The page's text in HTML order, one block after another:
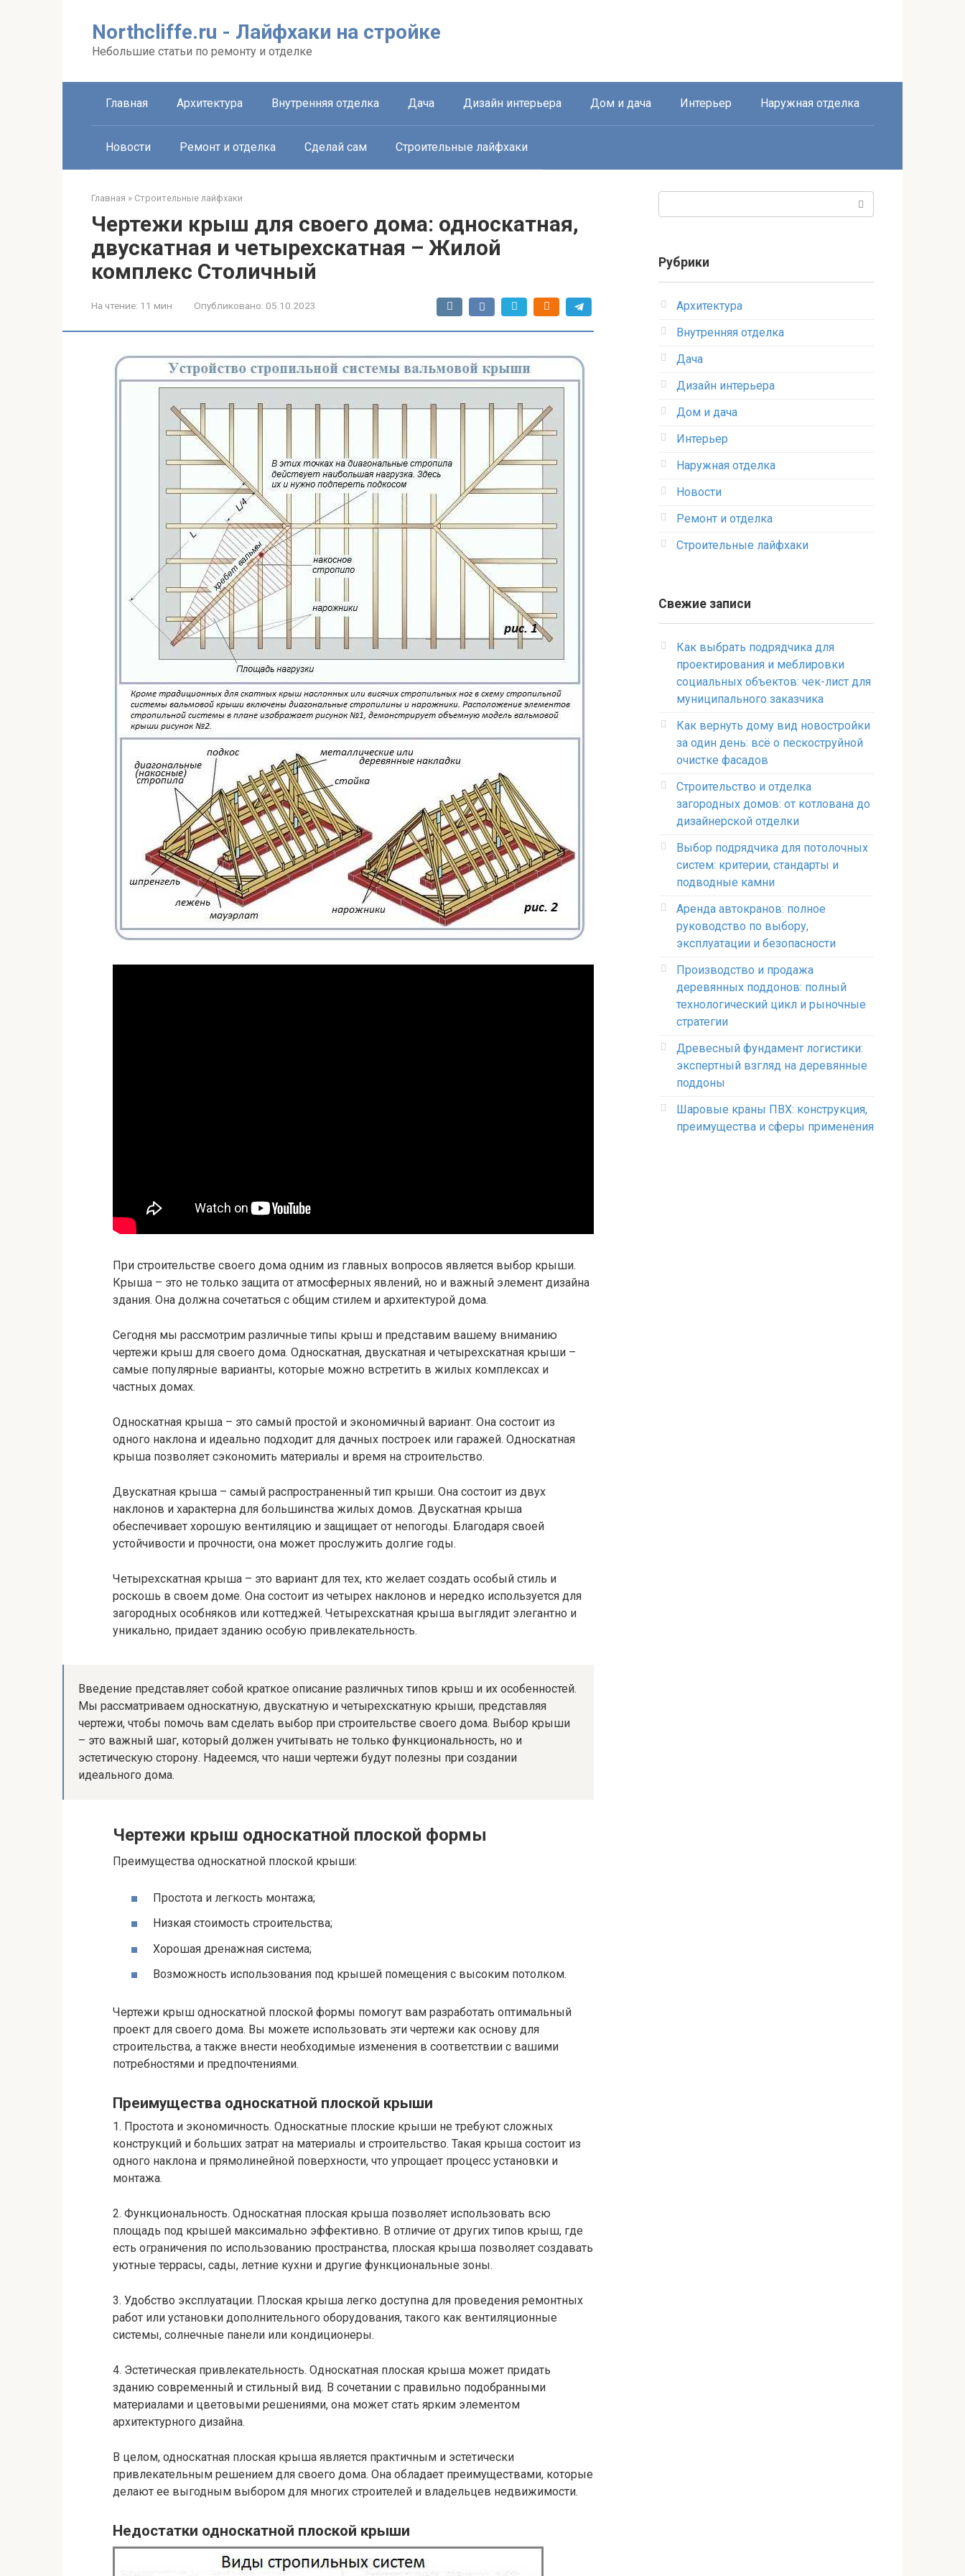
Northcliffe.ru - Лайфхаки на стройке
Небольшие статьи по ремонту и отделке
Главная Архитектура Внутренняя отделка Дача Дизайн интерьера Дом и дача Интерьер Наружная отделка
Новости Ремонт и отделка Сделай сам Строительные лайфхаки
Главная » Строительные лайфхаки
Чертежи крыш для своего дома: односкатная,
двускатная и четырехскатная – Жилой
комплекс Столичный
На чтение: 11 мин Опубликовано: 05.10.2023
При строительстве своего дома одним из главных вопросов является выбор крыши.
Крыша – это не только защита от атмосферных явлений, но и важный элемент дизайна
здания. Она должна сочетаться с общим стилем и архитектурой дома.
Сегодня мы рассмотрим различные типы крыш и представим вашему вниманию
чертежи крыш для своего дома. Односкатная, двускатная и четырехскатная крыши –
самые популярные варианты, которые можно встретить в жилых комплексах и
частных домах.
Односкатная крыша – это самый простой и экономичный вариант. Она состоит из
одного наклона и идеально подходит для дачных построек или гаражей. Односкатная
крыша позволяет сэкономить материалы и время на строительство.
Двускатная крыша – самый распространенный тип крыши. Она состоит из двух
наклонов и характерна для большинства жилых домов. Двускатная крыша
обеспечивает хорошую вентиляцию и защищает от непогоды. Благодаря своей
устойчивости и прочности, она может прослужить долгие годы.
Четырехскатная крыша – это вариант для тех, кто желает создать особый стиль и
роскошь в своем доме. Она состоит из четырех наклонов и нередко используется для
загородных особняков или коттеджей. Четырехскатная крыша выглядит элегантно и
уникально, придает зданию особую привлекательность.
Введение представляет собой краткое описание различных типов крыш и их особенностей.
Мы рассматриваем односкатную, двускатную и четырехскатную крыши, представляя
чертежи, чтобы помочь вам сделать выбор при строительстве своего дома. Выбор крыши
– это важный шаг, который должен учитывать не только функциональность, но и
эстетическую сторону. Надеемся, что наши чертежи будут полезны при создании
идеального дома.
Чертежи крыш односкатной плоской формы
Преимущества односкатной плоской крыши:
Простота и легкость монтажа;
Низкая стоимость строительства;
Хорошая дренажная система;
Возможность использования под крышей помещения с высоким потолком.
Чертежи крыш односкатной плоской формы помогут вам разработать оптимальный
проект для своего дома. Вы можете использовать эти чертежи как основу для
строительства, а также внести необходимые изменения в соответствии с вашими
потребностями и предпочтениями.
Преимущества односкатной плоской крыши
1. Простота и экономичность. Односкатные плоские крыши не требуют сложных
конструкций и больших затрат на материалы и строительство. Такая крыша состоит из
одного наклона и прямолинейной поверхности, что упрощает процесс установки и
монтажа.
2. Функциональность. Односкатная плоская крыша позволяет использовать всю
площадь под крышей максимально эффективно. В отличие от других типов крыш, где
есть ограничения по использованию пространства, плоская крыша позволяет создавать
уютные террасы, сады, летние кухни и другие функциональные зоны.
3. Удобство эксплуатации. Плоская крыша легко доступна для проведения ремонтных
работ или установки дополнительного оборудования, такого как вентиляционные
системы, солнечные панели или кондиционеры.
4. Эстетическая привлекательность. Односкатная плоская крыша может придать
зданию современный и стильный вид. В сочетании с правильно подобранными
материалами и цветовыми решениями, она может стать ярким элементом
архитектурного дизайна.
В целом, односкатная плоская крыша является практичным и эстетически
привлекательным решением для своего дома. Она обладает преимуществами, которые
делают ее выгодным выбором для многих строителей и владельцев недвижимости.
Недостатки односкатной плоской крыши
Рубрики
Архитектура
Внутренняя отделка
Дача
Дизайн интерьера
Дом и дача
Интерьер
Наружная отделка
Новости
Ремонт и отделка
Строительные лайфхаки
Свежие записи
Как выбрать подрядчика для
проектирования и меблировки
социальных объектов: чек-лист для
муниципального заказчика
Как вернуть дому вид новостройки
за один день: всё о пескоструйной
очистке фасадов
Строительство и отделка
загородных домов: от котлована до
дизайнерской отделки
Выбор подрядчика для потолочных
систем: критерии, стандарты и
подводные камни
Аренда автокранов: полное
руководство по выбору,
эксплуатации и безопасности
Производство и продажа
деревянных поддонов: полный
технологический цикл и рыночные
стратегии
Древесный фундамент логистики:
экспертный взгляд на деревянные
поддоны
Шаровые краны ПВХ: конструкция,
преимущества и сферы применения